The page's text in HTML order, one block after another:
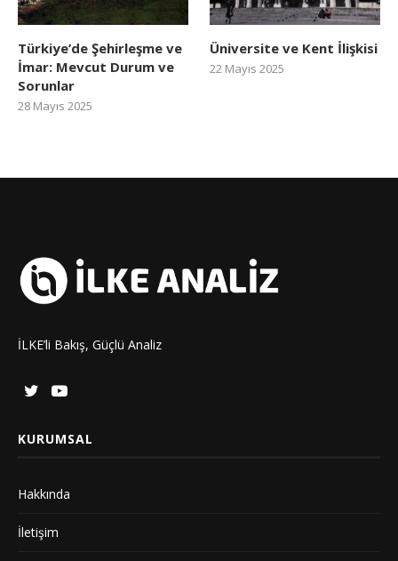
Türkiye’de Şehirleşme ve
İmar: Mevcut Durum ve
Sorunlar
28 Mayıs 2025
Üniversite ve Kent İlişkisi
22 Mayıs 2025
İLKE’li Bakış, Güçlü Analiz
KURUMSAL
Hakkında
İletişim